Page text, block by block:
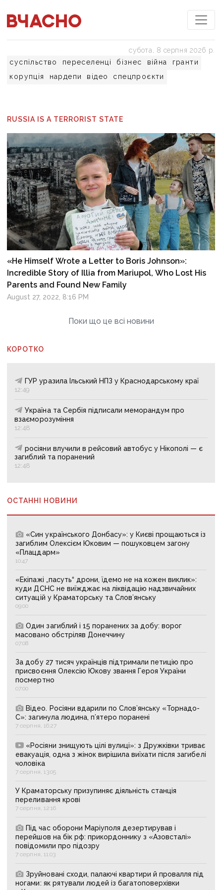
суспільство переселенці бізнес війна
гранти
корупція
нардепи відео спецпроєкти
субота, 8 серпня 2026 р.
RUSSIA IS A TERRORIST STATE
«He Himself Wrote a Letter to Boris Johnson»:
Incredible Story of Illia from Mariupol, Who Lost His
Parents and Found New Family
August 27, 2022, 8:16 PM
Поки що це всі новини
КОРОТКО
ГУР уразила Ільський НПЗ у Краснодарському краї
12:49
Україна та Сербія підписали меморандум про
взаєморозуміння
12:48
росіяни влучили в рейсовий автобус у Нікополі — є
загиблий та поранений
12:48
ОСТАННІ НОВИНИ
«Син українського Донбасу»: у Києві прощаються із
загиблим Олексієм Юковим — пошуковцем загону
«Плацдарм»
10:47
«Екіпажі „пасуть“ дрони, їдемо не на кожен виклик»:
куди ДСНС не виїжджає на ліквідацію надзвичайних
ситуацій у Краматорську та Слов’янську
09:00
Один загиблий і 15 поранених за добу: ворог
масовано обстріляв Донеччину
07:08
За добу 27 тисяч українців підтримали петицію про
присвоєння Олексію Юкову звання Героя України
посмертно
07:00
Відео. Росіяни вдарили по Слов’янську «Торнадо-
С»: загинула людина, п’ятеро поранені
7 серпня, 16:27
«Росіяни знищують цілі вулиці»: з Дружківки триває
евакуація, одна з жінок вирішила виїхати після загибелі
чоловіка
7 серпня, 13:05
У Краматорську призупиняє діяльність станція
переливання крові
7 серпня, 12:16
Під час оборони Маріуполя дезертирував і
перейшов на бік рф: прикордоннику з «Азовсталі»
повідомили про підозру
7 серпня, 11:03
Зруйновані сходи, палаючі квартири й провалля під
ногами: як рятували людей із багатоповерхівки